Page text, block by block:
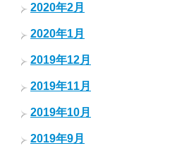
2020年2月
2020年1月
2019年12月
2019年11月
2019年10月
2019年9月